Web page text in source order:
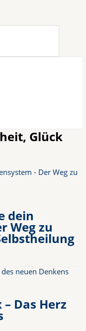
Glück
dein
Weg zu
Das Herz